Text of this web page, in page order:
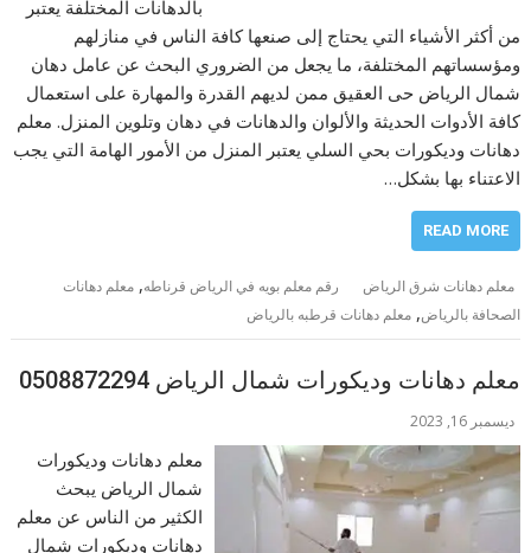
بالدهانات المختلفة يعتبر
من أكثر الأشياء التي يحتاج إلى صنعها كافة الناس في منازلهم
ومؤسساتهم المختلفة، ما يجعل من الضروري البحث عن عامل دهان
شمال الرياض حى العقيق ممن لديهم القدرة والمهارة على استعمال
كافة الأدوات الحديثة والألوان والدهانات في دهان وتلوين المنزل. معلم
دهانات وديكورات بحي السلي يعتبر المنزل من الأمور الهامة التي يجب
الاعتناء بها بشكل…
READ MORE
معلم دهانات شرق الرياض رقم معلم بويه في الرياض قرناطه,معلم دهانات
الصحافة بالرياض,معلم دهانات قرطبه بالرياض
معلم دهانات وديكورات شمال الرياض 0508872294
ديسمبر 16, 2023
معلم دهانات وديكورات
شمال الرياض يبحث
الكثير من الناس عن معلم
دهانات وديكورات شمال